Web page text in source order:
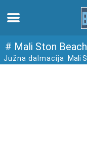
Zuhause
# Mali Ston
Južna dalmacija Mali